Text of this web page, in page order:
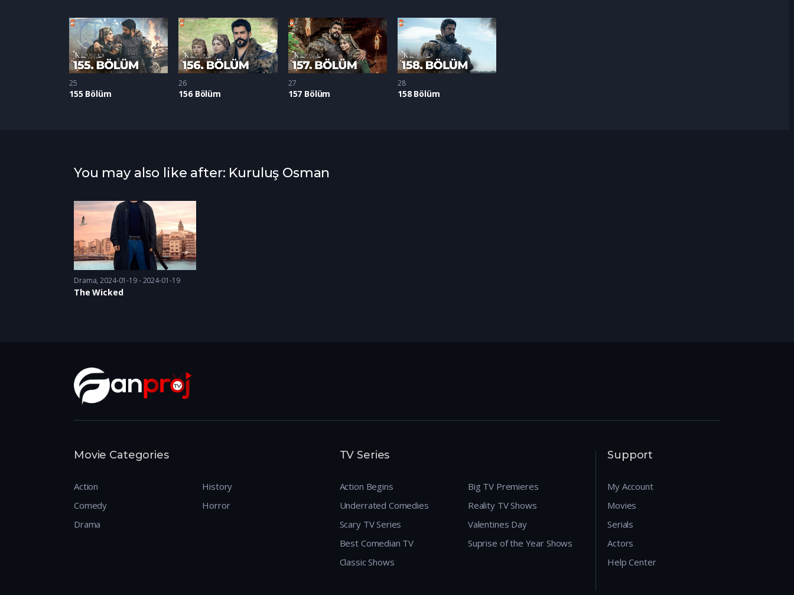
25
155 Bölüm
26
156 Bölüm
27
157 Bölüm
28
158 Bölüm
You may also like after: Kuruluş Osman
Drama 2024-01-19 - 2024-01-19
The Wicked
Movie Categories
Action
Comedy
Drama
History
Horror
TV Series
Action Begins
Underrated Comedies
Scary TV Series
Best Comedian TV
Classic Shows
Big TV Premieres
Reality TV Shows
Valentines Day
Suprise of the Year Shows
Support
My Account
Movies
Serials
Actors
Help Center